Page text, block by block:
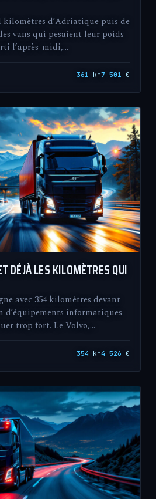
d’Adriatique puis de
vans qui pesaient leur poids
l’après-midi,…
361 km7 501 €
DÉJÀ LES KILOMÈTRES QUI
avec 354 kilomètres devant
d’équipements informatiques
trop fort. Le Volvo,…
354 km4 526 €